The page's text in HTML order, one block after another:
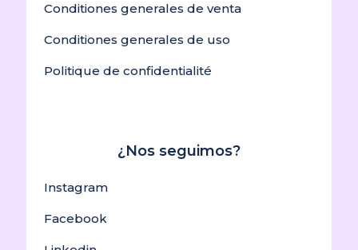
Conditiones generales de venta
Conditiones generales de uso
Politique de confidentialité
¿Nos seguimos?
Instagram
Facebook